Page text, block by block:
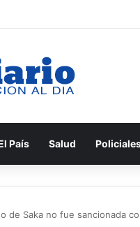
País Salud
de Saka no fue sancionada